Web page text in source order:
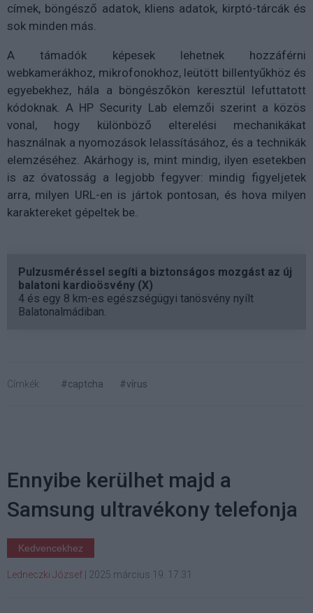
címek, böngésző adatok, kliens adatok, kirptó-tárcák és
sok minden más.
A támadók képesek lehetnek hozzáférni
webkamerákhoz, mikrofonokhoz, leütött billentyűkhöz és
egyebekhez, hála a böngészőkön keresztül lefuttatott
kódoknak. A HP Security Lab elemzői szerint a közös
vonal, hogy különböző elterelési mechanikákat
használnak a nyomozások lelassításához, és a technikák
elemzéséhez. Akárhogy is, mint mindig, ilyen esetekben
is az óvatosság a legjobb fegyver: mindig figyeljetek
arra, milyen URL-en is jártok pontosan, és hova milyen
karaktereket gépeltek be.
Pulzusméréssel segíti a biztonságos mozgást az új
balatoni kardioösvény (X)
4 és egy 8 km-es egészségügyi tanösvény nyílt
Balatonalmádiban.
Címkék: #captcha #vírus
Ennyibe kerülhet majd a
Samsung ultravékony telefonja
Kedvencekhez
Ledneczki József 2025 március 19. 17:31